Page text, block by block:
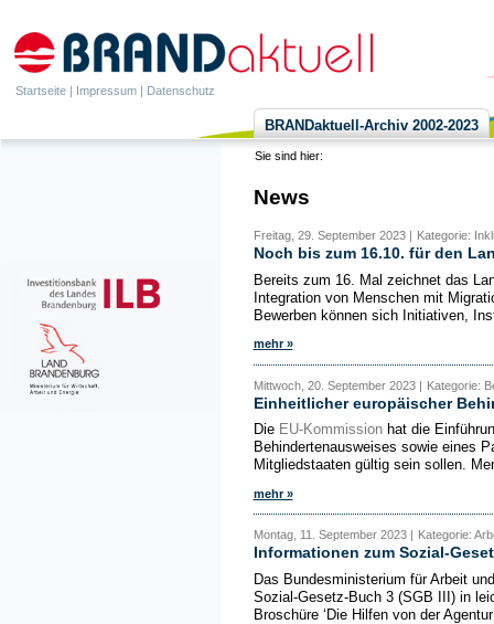
Startseite | Impressum | Datenschutz
BRANDaktuell-Archiv 2002-2023
Sie sind hier:
News
Freitag, 29. September 2023 | Kategorie:
Noch bis zum 16.10. für den
Bereits zum 16. Mal zeichnet das
Integration von Menschen mit
Bewerben können sich Initiativen,
mehr »
Mittwoch, 20. September 2023 | Kategorie:
Einheitlicher europäischer
Die EU-Kommissionhat die
Behindertenausweises sowie eines
Mitgliedstaaten gültig sein sollen.
mehr »
Montag, 11. September 2023 | Kategorie:
Informationen zum Sozial-
Das Bundesministerium für Arbeit
Sozial-Gesetz-Buch 3 (SGB III) in
Broschüre ‘Die Hilfen von der